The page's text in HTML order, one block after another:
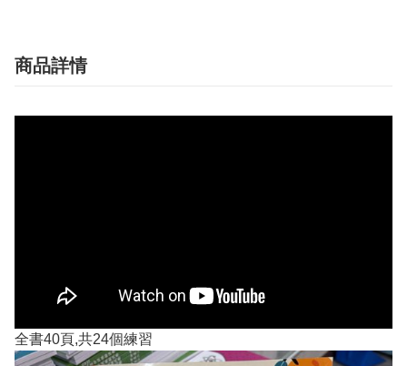
商品詳情
全書40頁,共24個練習